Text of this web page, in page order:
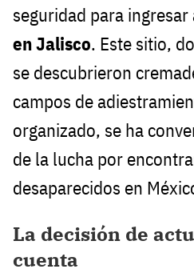
seguridad para ingresar
en Jalisco. Este sitio,
se descubrieron
campos de
organizado, se ha
de la lucha por
desaparecidos en
La decisión de
cuenta